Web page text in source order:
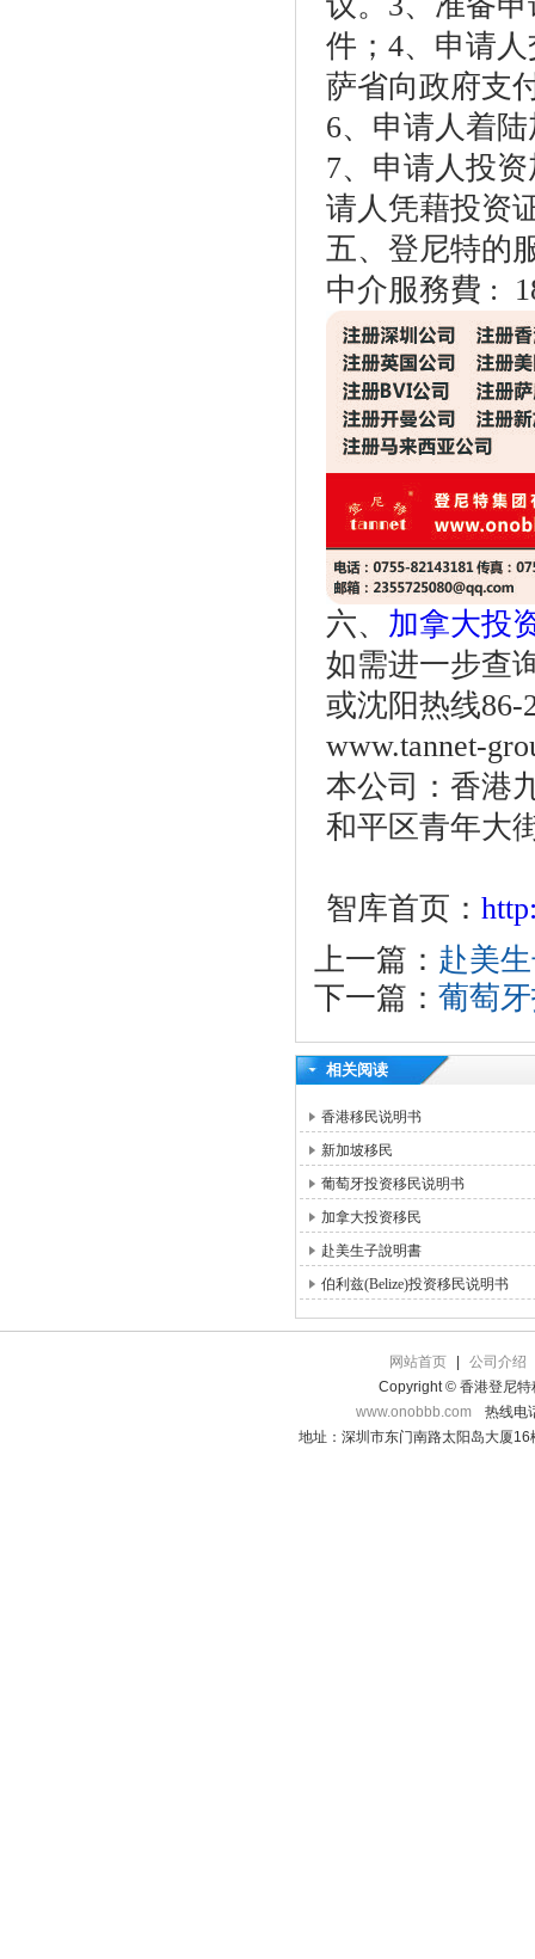
件；4、申请
萨省向政府支
6、申请人着
7、申请人投
请人凭藉投资
五、登尼特的
中介服務費 :
六、 加拿大投
如需进一步查
或沈阳热线86-
www.tannet-
本公司：香港
和平区青年大
智库首页：
上一篇： 赴美
下一篇： 葡萄
相关阅读
香港移民说明书
新加坡移民
葡萄牙投资移民说明书
加拿大投资移民
赴美生子說明書
伯利兹(Belize)投资移民说明书
网站首页
公司介绍
Copyright © 香港登尼特
www.onobbb.com
热线电
地址：深圳市东门南路太阳岛大厦